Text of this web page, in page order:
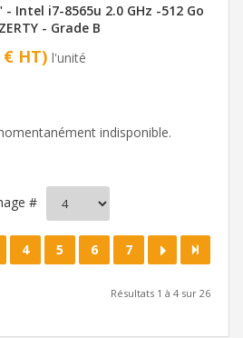
- Intel i7-8565u 2.0 GHz -512 Go
- Grade B
€ HT) l'unité
indisponible.
#
4 5 6 7
Résultats 1 à 4 sur 26